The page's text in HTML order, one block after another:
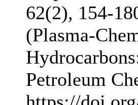
62(2), 154-
(Plasma-
Petroleum